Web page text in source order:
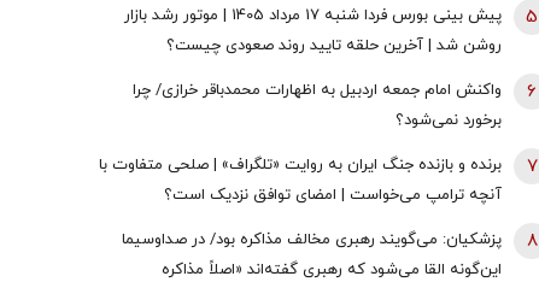
پیش بینی بورس فردا شنبه 17 مرداد 1405 | موتور رشد بازار
روشن شد | آخرین حلقه تایید روند صعودی چیست؟
5
واکنش امام جمعه اردبیل به اظهارات محمدباقر خرازی/ چرا
برخورد نمی‌شود؟
6
برنده و بازنده جنگ ایران به روایت «تلگراف» | صلحی متفاوت با
آنچه ترامپ می‌خواست | امضای توافق نزدیک است؟
7
پزشکیان: می‌گویند رهبری مخالف مذاکره بود/ در صداوسیما
این‌گونه القا می‌شود که رهبری گفته‌اند «اصلاً مذاکره
8